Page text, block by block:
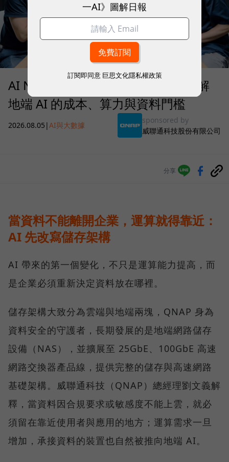
AI NAS 何時才值得部署？QNAP 拆解
地端 AI 的成本、算力與資料門檻
2026.08.05 |AI與大數據
sponsored by
威聯通科技股份有限公司
分享
當資料不能離開企業，運算就得靠近：
AI 先改寫儲存架構
AI 帶來的第一個變化，不只是運算能力提高，而
是企業必須重新決定資料放在哪裡。
儲存架構大致分為雲端與地端兩塊，QNAP 身為
資料安全的守護者，長期發展的是地端網路儲存
設備（NAS），並擴展至 25GbE、100GbE 高速
網路交換器產品線，提供完整的儲存與高速網路
基礎架構。威聯通科技（QNAP）總經理劉文義解
釋，當資料因合規要求或敏感度不能上雲，就必
須留在靠近使用者與應用的地方；運算需求一旦
增加，承接資料的裝置也自然被推向地端 AI。
一AI》圖解日報
訂閱即同意 巨思文化隱私權政策